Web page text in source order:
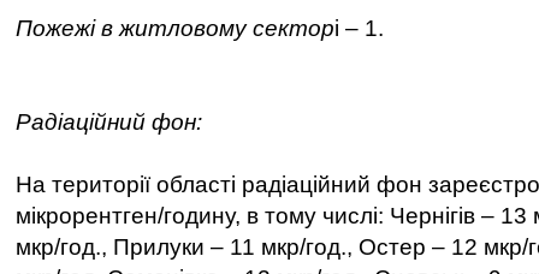
Пожежі в житловому секторі – 1.
Радіаційний фон:
На території області радіаційний фон
мікрорентген/годину, в тому числі: Чернігів –
мкр/год., Прилуки – 11 мкр/год., Остер – 12 мкр/